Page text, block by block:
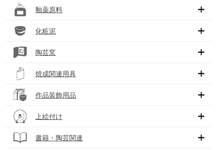
釉薬原料
化粧泥
陶芸窯
焼成関連用具
作品装飾用品
上絵付け
書籍・陶芸関連